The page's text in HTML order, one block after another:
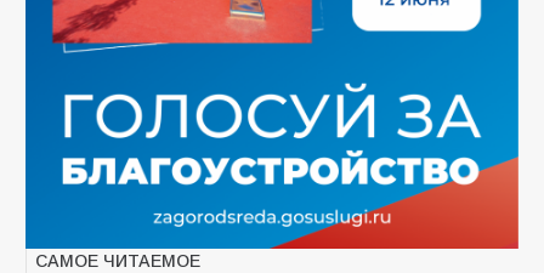
САМОЕ ЧИТАЕМОЕ